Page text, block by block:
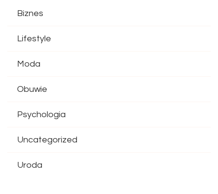
Biznes
Lifestyle
Moda
Obuwie
Psychologia
Uncategorized
Uroda